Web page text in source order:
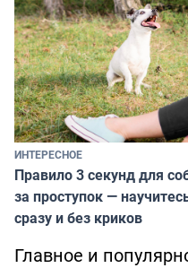
ИНТЕРЕСНОЕ
Правило 3 секунд для
за проступок —
сразу и без криков
Главное и